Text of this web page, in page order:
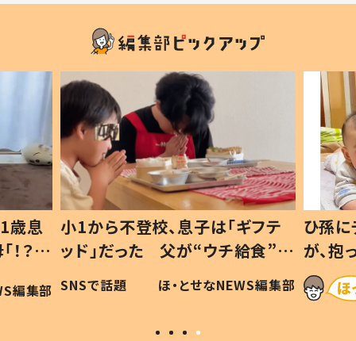
歳息
？」
編集部
小1から不登校、息子は「ギフテ
ッド」だった 父が“ウチ給食”を
作り続ける理由とは #令和の親
#令和の子
SNSで話題 ほ・とせなNEWS編集部
ひ孫
が、
「涙が
い」